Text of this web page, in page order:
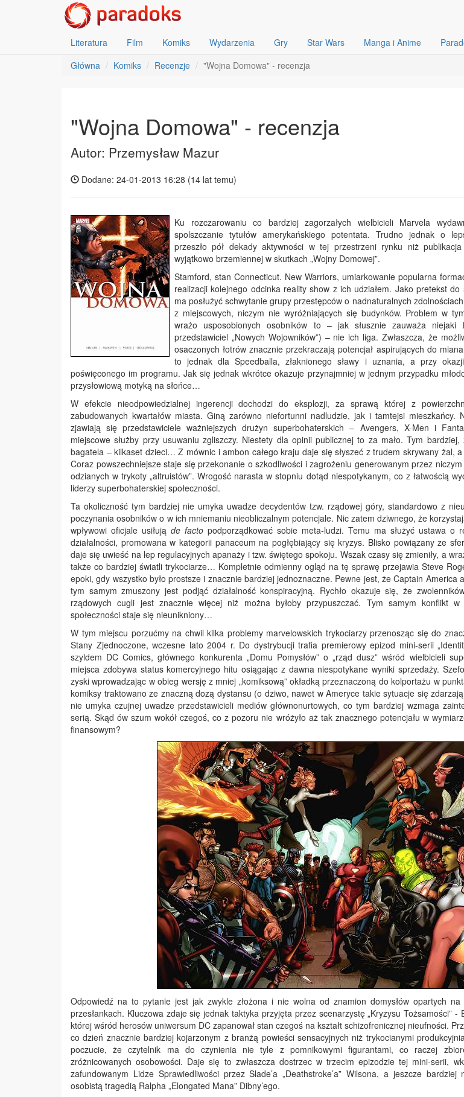
Literatura Film Komiks Wydarzenia Gry Star Wars Manga i Anime
Główna
Komiks Recenzje "Wojna Domowa" - recenzja
"Wojna Domowa" - recenzja
Autor: Przemysław Mazur
Dodane: 24-01-2013 16:28 (14 lat temu)
Ku rozczarowaniu co bardziej zagorzałych wielbicieli Marvela
spolszczanie tytułów amerykańskiego potentata. Trudno jednak o
przeszło pół dekady aktywności w tej przestrzeni rynku niż
wyjątkowo brzemiennej w skutkach „Wojny Domowej”.
Stamford, stan Connecticut. New Warriors, umiarkowanie popularna
realizacji kolejnego odcinka reality show z ich udziałem. Jako pretekst
ma posłużyć schwytanie grupy przestępców o nadnaturalnych
z miejscowych, niczym nie wyróżniających się budynków. Problem w
wrażo usposobionych osobników to – jak słusznie zauważa niejaki
przedstawiciel „Nowych Wojowników”) – nie ich liga. Zwłaszcza, że
osaczonych łotrów znacznie przekraczają potencjał aspirujących do
to jednak dla Speedballa, złaknionego sławy i uznania, a przy
poświęconego im programu. Jak się jednak wkrótce okazuje przynajmniej w jednym przypadku
przysłowiową motyką na słońce…
W efekcie nieodpowiedzialnej ingerencji dochodzi do eksplozji, za sprawą której z
zabudowanych kwartałów miasta. Giną zarówno niefortunni nadludzie, jak i tamtejsi mieszkańcy.
zjawiają się przedstawiciele ważniejszych drużyn superbohaterskich – Avengers, X-Men i
miejscowe służby przy usuwaniu zgliszczy. Niestety dla opinii publicznej to za mało. Tym
bagatela – kilkaset dzieci… Z mównic i ambon całego kraju daje się słyszeć z trudem skrywany żal,
Coraz powszechniejsze staje się przekonanie o szkodliwości i zagrożeniu generowanym przez
odzianych w trykoty „altruistów”. Wrogość narasta w stopniu dotąd niespotykanym, co z łatwością
liderzy superbohaterskiej społeczności.
Ta okoliczność tym bardziej nie umyka uwadze decydentów tzw. rządowej góry, standardowo z
poczynania osobników o w ich mniemaniu nieobliczalnym potencjale. Nic zatem dziwnego, że
wpływowi oficjale usiłują de facto podporządkować sobie meta-ludzi. Temu ma służyć ustawa o
działalności, promowana w kategorii panaceum na pogłębiający się kryzys. Blisko powiązany ze
daje się uwieść na lep regulacyjnych apanaży i tzw. świętego spokoju. Wszak czasy się zmieniły, a
także co bardziej światli trykociarze… Kompletnie odmienny ogląd na tę sprawę przejawia Steve
epoki, gdy wszystko było prostsze i znacznie bardziej jednoznaczne. Pewne jest, że Captain America
tym samym zmuszony jest podjąć działalność konspiracyjną. Rychło okazuje się, że
rządowych cugli jest znacznie więcej niż można byłoby przypuszczać. Tym samym konflikt w
społeczności staje się nieunikniony…
W tym miejscu porzućmy na chwil kilka problemy marvelowskich trykociarzy przenosząc się do
Stany Zjednoczone, wczesne lato 2004 r. Do dystrybucji trafia premierowy epizod mini-serii
szyldem DC Comics, głównego konkurenta „Domu Pomysłów” o „rząd dusz” wśród wielbicieli
miejsca zdobywa status komercyjnego hitu osiągając z dawna niespotykane wyniki sprzedaży.
zyski wprowadzając w obieg wersję z mniej „komiksową” okładką przeznaczoną do kolportażu w
komiksy traktowano ze znaczną dozą dystansu (o dziwo, nawet w Ameryce takie sytuacje się
nie umyka czujnej uwadze przedstawicieli mediów głównonurtowych, co tym bardziej wzmaga
serią. Skąd ów szum wokół czegoś, co z pozoru nie wróżyło aż tak znacznego potencjału w
finansowym?
Odpowiedź na to pytanie jest jak zwykle złożona i nie wolna od znamion domysłów opartych na
przesłankach. Kluczowa zdaje się jednak taktyka przyjęta przez scenarzystę „Kryzysu Tożsamości”
której wśród herosów uniwersum DC zapanował stan czegoś na kształt schizofrenicznej nieufności.
co dzień znacznie bardziej kojarzonym z branżą powieści sensacyjnych niż trykocianymi
poczucie, że czytelnik ma do czynienia nie tyle z pomnikowymi figurantami, co raczej
zróżnicowanych osobowości. Daje się to zwłaszcza dostrzec w trzecim epizodzie tej mini-serii,
zafundowanym Lidze Sprawiedliwości przez Slade’a „Deathstroke’a” Wilsona, a jeszcze bardziej
osobistą tragedią Ralpha „Elongated Mana” Dibny’ego.